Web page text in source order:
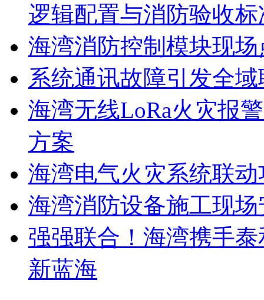
逻辑配置与消防验收标
海湾消防控制模块现
系统通讯故障引发全
海湾无线LoRa火灾报
方案
海湾电气火灾系统联
海湾消防设备施工现
强强联合！海湾携手
新蓝海